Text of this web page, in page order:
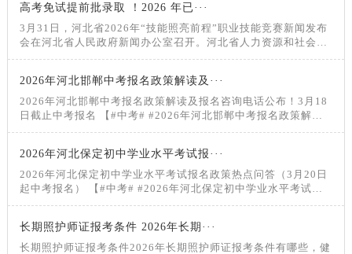
高考免试提前批录取 ！2026 年已···
3月31日，河北省2026年“技能照亮前程”职业技能竞赛新闻发布
会在河北省人民政府新闻办公室召开。河北省人力资源和社会保
2026年河北邯郸中考报名政策解读及···
2026年河北邯郸中考报名政策解读及报名咨询电话公布！3月18
日截止中考报名 【#中考# #2026年河北邯郸中考报名政策解读
2026年河北保定初中学业水平考试报···
2026年河北保定初中学业水平考试报名政策热点问答（3月20日
起中考报名） 【#中考# #2026年河北保定初中学业水平考试报
长期照护师证报考条件 2026年长期···
长期照护师证报考条件2026年长期照护师证报考条件有哪些，健